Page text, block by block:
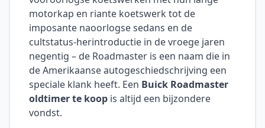
motorkap en riante koetswerk tot de
imposante naoorlogse sedans en de
cultstatus-herintroductie in de vroege jaren
negentig – de Roadmaster is een naam die in
de Amerikaanse autogeschiedschrijving een
speciale klank heeft. Een Buick Roadmaster
oldtimer te koop is altijd een bijzondere
vondst.